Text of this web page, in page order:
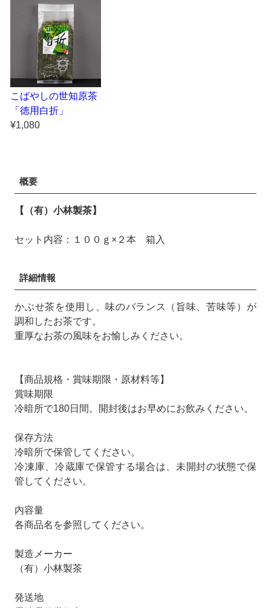
こばやしの世知原茶
「徳用白折」
¥1,080
概要
【（有）小林製茶】
セット内容：１００ｇ×２本 箱入
詳細情報
かぶせ茶を使用し、味のバランス（旨味、苦味等）が
調和したお茶です。
重厚なお茶の風味をお愉しみください。
【商品規格・賞味期限・原材料等】
賞味期限
冷暗所で180日間。開封後はお早めにお飲みください。
保存方法
冷暗所で保管してください。
冷凍庫、冷蔵庫で保管する場合は、未開封の状態で保
管してください。
内容量
各商品名を参照してください。
製造メーカー
（有）小林製茶
発送地